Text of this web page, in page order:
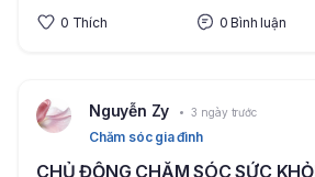
0 Thích 0 Bình luận
Nguyễn Zy 3 ngày trước
Chăm sóc gia đình
CHỦ ĐỘNG CHĂM SÓC SỨC